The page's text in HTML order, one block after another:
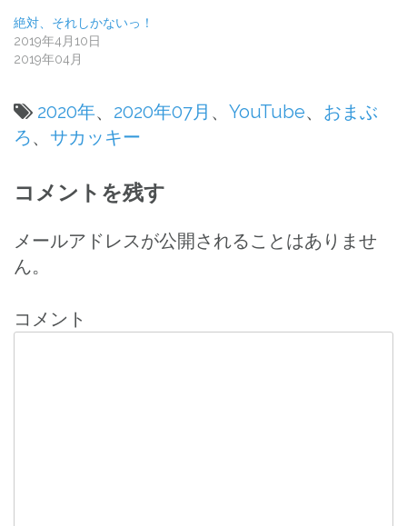
絶対、それしかないっ！
2019年4月10日
2019年04月
2020年、 2020年07月 、 YouTube、 おまぶ
ろ、 サカッキー
稿
ナ
ビ
ゲ
コメントを残す
メールアドレスが公開されることはありませ
ん。
コメント